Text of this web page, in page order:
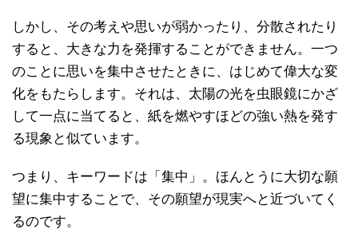
しかし、その考えや思いが弱かったり、分散されたり
すると、大きな力を発揮することができません。一つ
のことに思いを集中させたときに、はじめて偉大な変
化をもたらします。それは、太陽の光を虫眼鏡にかざ
して一点に当てると、紙を燃やすほどの強い熱を発す
る現象と似ています。
つまり、キーワードは「集中」。ほんとうに大切な願
望に集中することで、その願望が現実へと近づいてく
るのです。